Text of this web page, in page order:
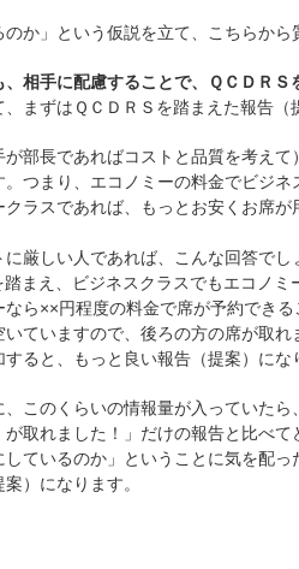
のか」という仮説を立て、こちらか
相手に配慮することで、ＱＣＤＲＳ
まずはＱＣＤＲＳを踏まえた報告（
が部長であればコストと品質を考え
つまり、エコノミーの料金でビジ
ラスであれば、もっとお安くお席
厳しい人であれば、こんな回答でし
踏まえ、ビジネスクラスでもエコノ
ら××円程度の料金で席が予約でき
ていますので、後ろの方の席が取
ると、もっと良い報告（提案）にな
このくらいの情報量が入っていたら
が取れました！」だけの報告と比べて
しているのか」ということに気を配
）になります。